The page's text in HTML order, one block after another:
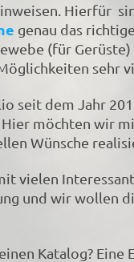
Hierfür
genau das
(für Gerüste)
sehr
seit dem Jahr
. Hier möchten wir
Wünsche
vielen
und wir wollen
Katalog? Eine